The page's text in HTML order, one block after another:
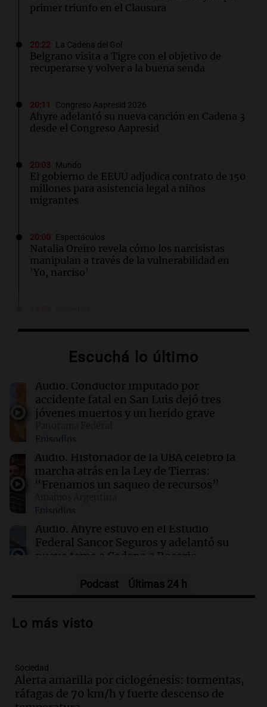
primer triunfo en el Clausura
20:22 La Cadena del Gol
Belgrano visita a Tigre con el objetivo de
recuperarse y volver a la buena senda
20:11 Congreso Aapresid 2026
Ahyre adelantó su nueva canción en Cadena 3
desde el Congreso Aapresid
20:03 Mundo
El gobierno de EEUU adjudica contrato de 150
millones para asistencia legal a niños
migrantes
20:00 Espectáculos
Natalia Oreiro revela cómo los narcisistas
manipulan a través de la vulnerabilidad en
'Yo, narciso'
arrestada por el homicidio de Matías Álvarez
19:57 Sociedad
Economía, inversiones y producción: el
debate que llega con Experiencia IDEA
Rosario
19:55 Boca Juniors
Por qué Boca juega en la cancha de Huracán
ante Estudiantes
19:53 Mundo
La Fiscalía de Guatemala admite ante la CIDH
la cooptación por grupos de poder
Escuchá lo último
Audio. Conductor imputado por
accidente fatal en San Luis dejó tres
jóvenes muertos y un herido grave
Episodios
Audio. Historiador de la UBA celebró la
marcha atrás en la Ley de Tierras:
“Frenamos un saqueo de recursos”
Episodios
Audio. Ahyre estuvo en el Estudio
Federal Sancor Seguros y adelantó su
nuevo tema a Cadena 3 Rosario.
Audio.Cierre del Paso Internacional
nieve se extiende a 22 días
Audio.
Estudiantes de Italia realizan
prácticas docentes en Córdoba para
enriquecer su formación educativa
Podcast Últimas 24 h
Lo más visto
Sociedad
Alerta amarilla por ciclogénesis: tormentas,
ráfagas de 70 km/h y fuerte descenso de